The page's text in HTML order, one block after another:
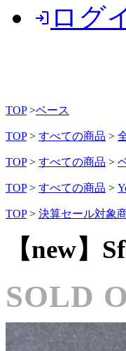
login ログ
TOP >ベース
TOP > すべての商品 >
TOP > すべての商品 >
TOP > すべての商品 >
TOP > 決算セール対象
【new】
SOLD